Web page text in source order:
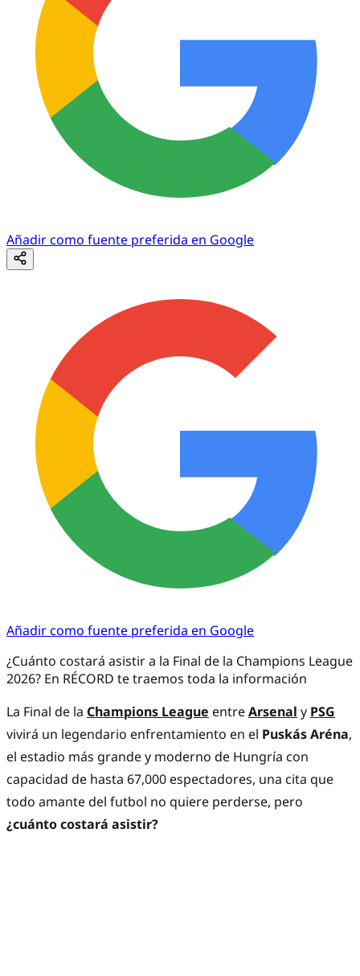
Añadir como fuente preferida en Google
Añadir como fuente preferida en Google
¿Cuánto costará asistir a la Final de la Champions League
2026? En RÉCORD te traemos toda la información
La Final de la Champions League entreArsenal y PSG
vivirá un legendario enfrentamiento en el Puskás Aréna,
el estadio más grande y moderno de Hungría con
capacidad de hasta 67,000 espectadores, una cita que
todo amante del futbol no quiere perderse, pero
¿cuánto costará asistir?